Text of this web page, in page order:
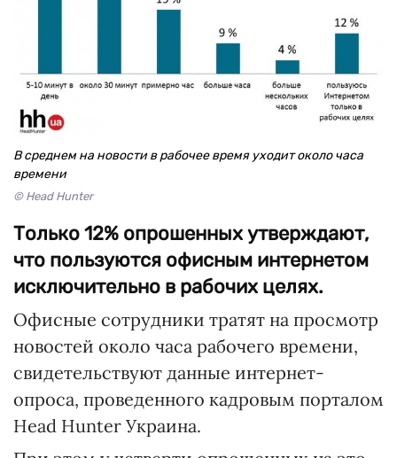
В среднем на новости в рабочее время уходит около часа
времени
© Head Hunter
Только 12% опрошенных утверждают,
что пользуются офисным интернетом
исключительно в рабочих целях.
Офисные сотрудники тратят на просмотр
новостей около часа рабочего времени,
свидетельствуют данные интернет-
опроса, проведенного кадровым порталом
Head Hunter Украина.